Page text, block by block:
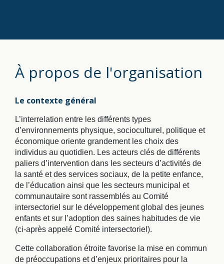
À propos de l'organisation
Le contexte général
L’interrelation entre les différents types
d’environnements physique, socioculturel, politique et
économique oriente grandement les choix des
individus au quotidien. Les acteurs clés de différents
paliers d’intervention dans les secteurs d’activités de
la santé et des services sociaux, de la petite enfance,
de l’éducation ainsi que les secteurs municipal et
communautaire sont rassemblés au Comité
intersectoriel sur le développement global des jeunes
enfants et sur l’adoption des saines habitudes de vie
(ci-après appelé Comité intersectoriel).
Cette collaboration étroite favorise la mise en commun
de préoccupations et d’enjeux prioritaires pour la